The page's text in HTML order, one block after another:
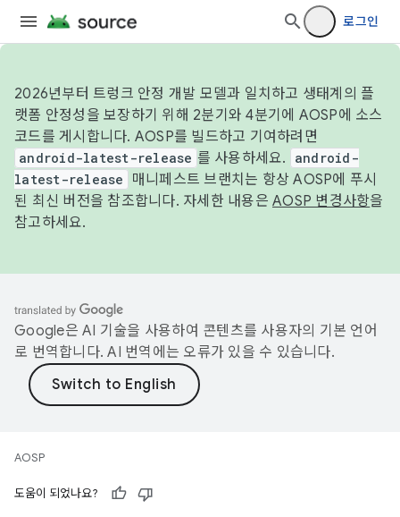
로그인
2026년부터 트렁크 안정 개발 모델과 일치하고 생태계의 플
랫폼 안정성을 보장하기 위해 2분기와 4분기에 AOSP에 소스
코드를 게시합니다. AOSP를 빌드하고 기여하려면
android-latest-release 를 사용하세요.
android-
latest-release
매니페스트 브랜치는 항상 AOSP에 푸시
된 최신 버전을 참조합니다. 자세한 내용은 AOSP 변경사항을
참고하세요.
Google은 AI 기술을 사용하여 콘텐츠를 사용자의 기본 언어
로 번역합니다. AI 번역에는 오류가 있을 수 있습니다.
AOSP
도움이 되었나요?